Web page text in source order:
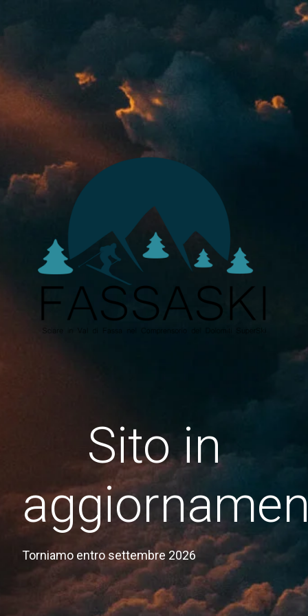
Sito in
Torniamo entro settembre 2026